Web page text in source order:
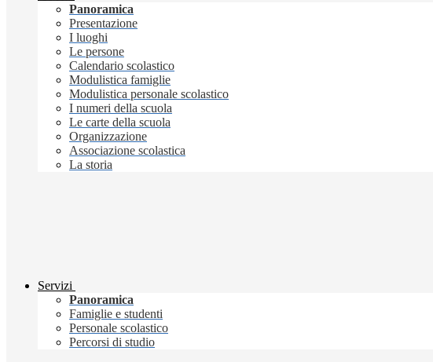
Panoramica
Presentazione
I luoghi
Le persone
Calendario scolastico
Modulistica famiglie
Modulistica personale scolastico
I numeri della scuola
Le carte della scuola
Organizzazione
Associazione scolastica
La storia
Servizi
Panoramica
Famiglie e studenti
Personale scolastico
Percorsi di studio